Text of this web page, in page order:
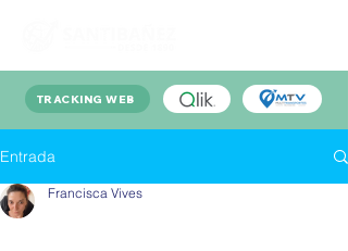
TRACKING WEB
Entrada
Francisca Vives